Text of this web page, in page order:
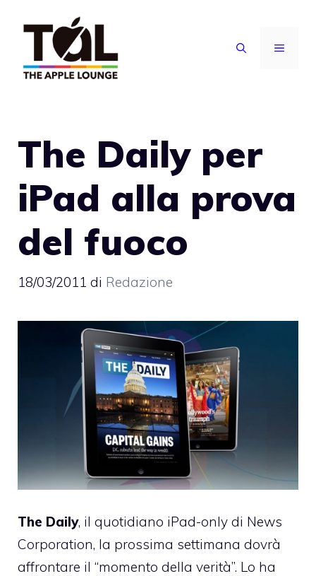
contenuto
MENU
The Daily per
iPad alla prova
del fuoco
18/03/2011 di Redazione
The Daily, il quotidiano iPad-only di News
Corporation, la prossima settimana dovrà
affrontare il “momento della verità”. Lo ha